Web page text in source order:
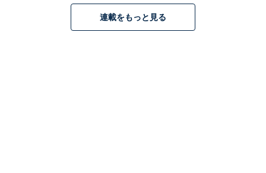
ばかりだから」（20代女性／岩手県）などの意見が寄せ
連載をもっと見る